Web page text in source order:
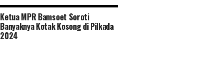
Ketua MPR Bamsoet Soroti
Banyaknya Kotak Kosong di Pilkada
2024